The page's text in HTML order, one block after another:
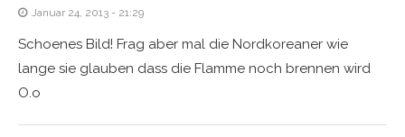
Januar 24, 2013 - 21:29
Schoenes Bild! Frag aber mal die Nordkoreaner wie
lange sie glauben dass die Flamme noch brennen wird
O.o